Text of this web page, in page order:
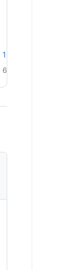
1% Regn
6.0 km/h